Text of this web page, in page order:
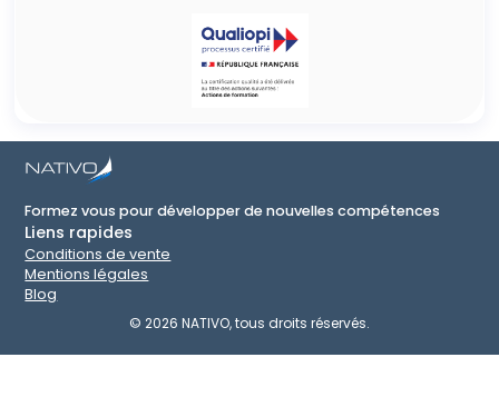
Formez vous pour développer de nouvelles compétences
Liens rapides
Conditions de vente
Mentions légales
Blog
© 2026 NATIVO, tous droits réservés.